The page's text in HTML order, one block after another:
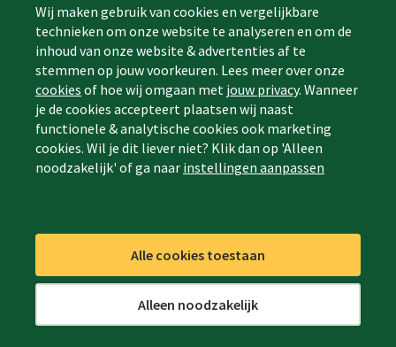
Wij maken gebruik van cookies en vergelijkbare
technieken om onze website te analyseren en om de
inhoud van onze website & advertenties af te
stemmen op jouw voorkeuren. Lees meer over onze
cookies of hoe wij omgaan met jouw privacy. Wanneer
je de cookies accepteert plaatsen wij naast
functionele & analytische cookies ook marketing
cookies. Wil je dit liever niet? Klik dan op 'Alleen
noodzakelijk' of ga naar instellingen aanpassen
Alle cookies toestaan
Alleen noodzakelijk